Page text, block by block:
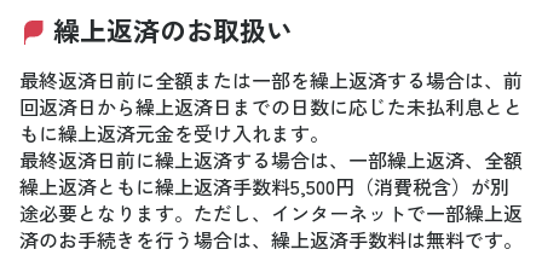
繰上返済のお取扱い
最終返済日前に全額または一部を繰上返済する場合は、前
回返済日から繰上返済日までの日数に応じた未払利息とと
もに繰上返済元金を受け入れます。
最終返済日前に繰上返済する場合は、一部繰上返済、全額
繰上返済ともに繰上返済手数料5,500円（消費税含）が別
途必要となります。ただし、インターネットで一部繰上返
済のお手続きを行う場合は、繰上返済手数料は無料です。